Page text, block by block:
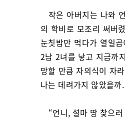
작은 아버지는 나와
의 학비로 모조리 써버
눈칫밥만 먹다가 열일
2남 2녀를 낳고 지금까
망할 만큼 자의식이 자
나는 데려가지 않았을까.
“언니, 설마 땅 찾으